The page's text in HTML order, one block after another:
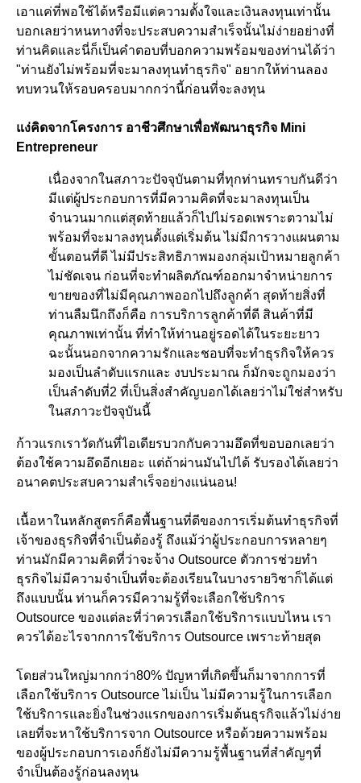
เอาแค่ที่พอใช้ได้หรือมีแต่ความตั้งใจและเงินลงทุนเท่านั้น
บอกเลยว่าหนทางที่จะประสบความสำเร็จนั้นไม่ง่ายอย่างที่
ท่านคิดและนี่ก็เป็นคำตอบที่บอกความพร้อมของท่านได้ว่า
"ท่านยังไม่พร้อมที่จะมาลงทุนทำธุรกิจ" อยากให้ท่านลอง
ทบทวนให้รอบครอบมากกว่านี้ก่อนที่จะลงทุน
แง่คิดจากโครงการ อาชีวศึกษาเพื่อพัฒนาธุรกิจ Mini
Entrepreneur
เนื่องจากในสภาวะปัจจุบันตามที่ทุกท่านทราบกันดีว่า
มีแต่ผู้ประกอบการที่มีความคิดที่จะมาลงทุนเป็น
จำนวนมากแต่สุดท้ายแล้วก็ไปไม่รอดเพราะตวามไม่
พร้อมที่จะมาลงทุนตั้งแต่เริ่มต้น ไม่มีการวางแผนตาม
ขั้นตอนที่ดี ไม่มีประสิทธิภาพมองกลุ่มเป้าหมายลูกค้า
ไม่ชัดเจน ก่อนที่จะทำผลิตภัณฑ์ออกมาจำหน่ายการ
ขายของที่ไม่มีคุณภาพออกไปถึงลูกค้า สุดท้ายสิ่งที่
ท่านลืมนึกถึงก็คือ การบริการลูกค้าที่ดี สินค้าที่มี
คุณภาพเท่านั้น ที่ทำให้ท่านอยู่รอดได้ในระยะยาว
ฉะนั้นนอกจากความรักและชอบที่จะทำธุรกิจให้ควร
มองเป็นลำดับแรกและ งบประมาณ ก็มักจะถูกมองว่า
เป็นลำดับที่2 ที่เป็นสิ่งสำคัญบอกได้เลยว่าไม่ใช่สำหรับ
ในสภาวะปัจจุบันนี้
ก้าวแรกเราวัดกันที่ไอเดียรบวกกับความอึดที่ขอบอกเลยว่า
ต้องใช้ความอึดอีกเยอะ แต่ถ้าผ่านมันไปได้ รับรองได้เลยว่า
อนาคตประสบความสำเร็จอย่างแน่นอน!
เนื้อหาในหลักสูตรก็คือพื้นฐานที่ดีของการเริ่มต้นทำธุรกิจที่
เจ้าของธุรกิจที่จำเป็นต้องรู้ ถึงแม้ว่าผู้ประกอบการหลายๆ
ท่านมักมีความคิดที่ว่าจะจ้าง Outsource ตัวการช่วยทำ
ธุรกิจไม่มีความจำเป็นที่จะต้องเรียนในบางรายวิชาก็ได้แต่
ถึงแบบนั้น ท่านก็ควรมีความรู้ที่จะเลือกใช้บริการ
Outsource ของแต่ละที่ว่าควรเลือกใช้บริการแบบไหน เรา
ควรได้อะไรจากการใช้บริการ Outsource เพราะท้ายสุด
โดยส่วนใหญ่มากกว่า80% ปัญหาที่เกิดขึ้นก็มาจากการที่
เลือกใช้บริการ Outsource ไม่เป็น ไม่มีความรู้ในการเลือก
ใช้บริการและยิ่งในช่วงแรกของการเริ่มต้นธุรกิจแล้วไม่ง่าย
เลยที่จะหาใช้บริการจาก Outsource หรือด้วยความพร้อม
ของผู้ประกอบการเองก็ยังไม่มีความรู้พื้นฐานที่สำคัญๆที่
จำเป็นต้องรู้ก่อนลงทุน